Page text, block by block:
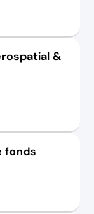
&
fonds